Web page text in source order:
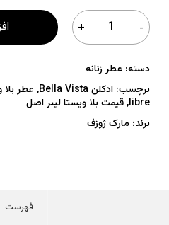
دسته: عطر زنانه
برچسب: ادکلن Bella Vista , عطر بلا
libre
,قیمت بلا ویستا لیبر اصل
برند: مارک ژوزف
فهرست